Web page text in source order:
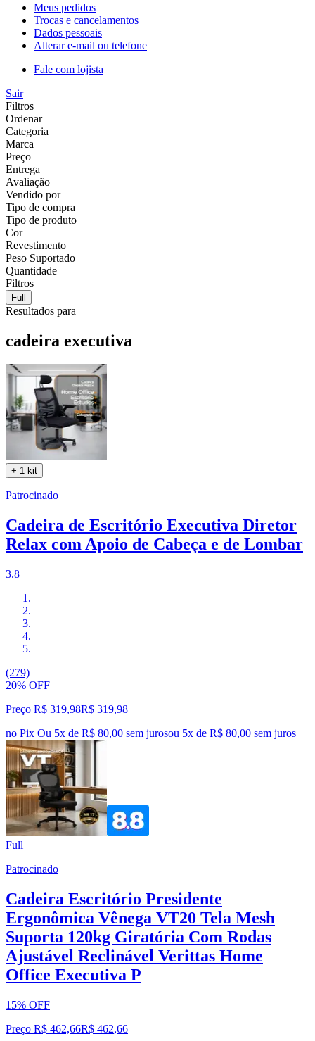
Meus pedidos
Trocas e cancelamentos
Dados pessoais
Alterar e-mail ou telefone
Fale com lojista
Sair
Filtros
Ordenar
Categoria
Marca
Preço
Entrega
Avaliação
Vendido por
Tipo de compra
Tipo de produto
Cor
Revestimento
Peso Suportado
Quantidade
Filtros
Full
Resultados para
cadeira executiva
+ 1 kit
Patrocinado
Cadeira de Escritório Executiva Diretor
Relax com Apoio de Cabeça e de Lombar
3.8
(279)
20% OFF
Preço R$ 319,98R$ 319,98
no Pix Ou 5x de R$ 80,00 sem jurosou 5x de R$ 80,00 sem juros
Full
Patrocinado
Cadeira Escritório Presidente
Ergonômica Vênega VT20 Tela Mesh
Suporta 120kg Giratória Com Rodas
Ajustável Reclinável Verittas Home
Office Executiva P
15% OFF
Preço R$ 462,66R$ 462,66